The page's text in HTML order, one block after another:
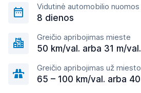
Vidutinė automobilio
8 dienos
Greičio apribojimas mieste
50 km/val. arba 31 m/val.
Greičio apribojimas už
65 – 100 km/val. arba